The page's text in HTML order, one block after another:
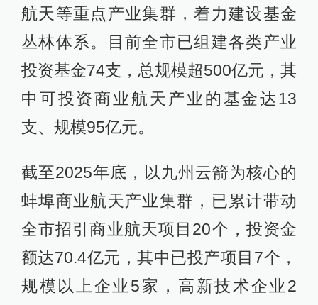
航天等重点产业集群，着力建设基金
丛林体系。目前全市已组建各类产业
投资基金74支，总规模超500亿元，其
中可投资商业航天产业的基金达13
支、规模95亿元。
截至2025年底，以九州云箭为核心的
蚌埠商业航天产业集群，已累计带动
全市招引商业航天项目20个，投资金
额达70.4亿元，其中已投产项目7个，
规模以上企业5家，高新技术企业2